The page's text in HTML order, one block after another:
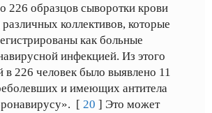
226 образцов сыворотки крови
коллективов, которые
как больные
инфекцией. Из этого
в 226 человек было выявлено 11
и имеющих антитела
[ 20 ] Это может